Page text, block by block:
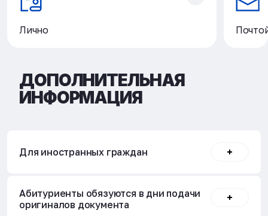
Лично
ДОПОЛНИТЕЛЬНАЯ
ИНФОРМАЦИЯ
Для иностранных граждан
Абитуриенты обязуются в дни подачи
оригиналов документа